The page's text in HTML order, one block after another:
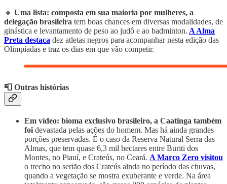
🔸 Uma lista: composta em sua maioria por mulheres, a
delegação brasileira tem boas chances em diversas modalidades, de
ginástica e levantamento de peso ao judô e ao badminton. A Alma
Preta destaca dez atletas negros para acompanhar nesta edição das
Olimpíadas e traz os dias em que vão competir.
📮 Outras histórias
Em vídeo: bioma exclusivo brasileiro, a Caatinga também
foi devastada pelas ações do homem. Mas há ainda grandes
porções preservadas. É o caso da Reserva Natural Serra das
Almas, que tem quase 6,3 mil hectares entre Buriti dos
Montes, no Piauí, e Crateús, no Ceará. A Marco Zero visitou
o trecho no sertão dos Crateús ainda no período das chuvas,
quando a vegetação se mostra exuberante e verde. Na área